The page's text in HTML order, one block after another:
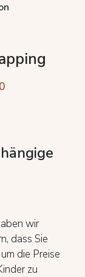
wir
dass Sie
die Preise
zu